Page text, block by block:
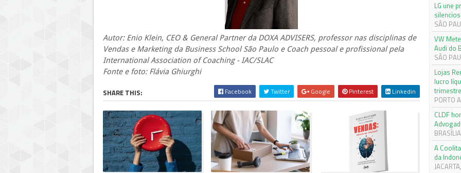
Autor: Enio Klein, CEO & General Partner da DOXA ADVISERS, professor nas disciplinas de
Vendas e Marketing da Business School São Paulo e Coach pessoal e profissional pela
International Association of Coaching - IAC/SLAC
Fonte e foto: Flávia Ghiurghi
SHARE THIS: Facebook Twitter Google Pinterest Linkedin
LG une
SÃO
VW
Audi do
SÃO
Lojas
lucro
trimestre
PORTO
CLDF
A
da